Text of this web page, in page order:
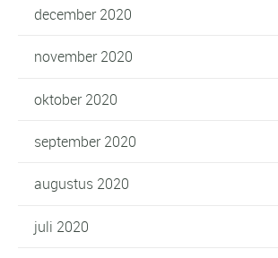
december 2020
november 2020
oktober 2020
september 2020
augustus 2020
juli 2020